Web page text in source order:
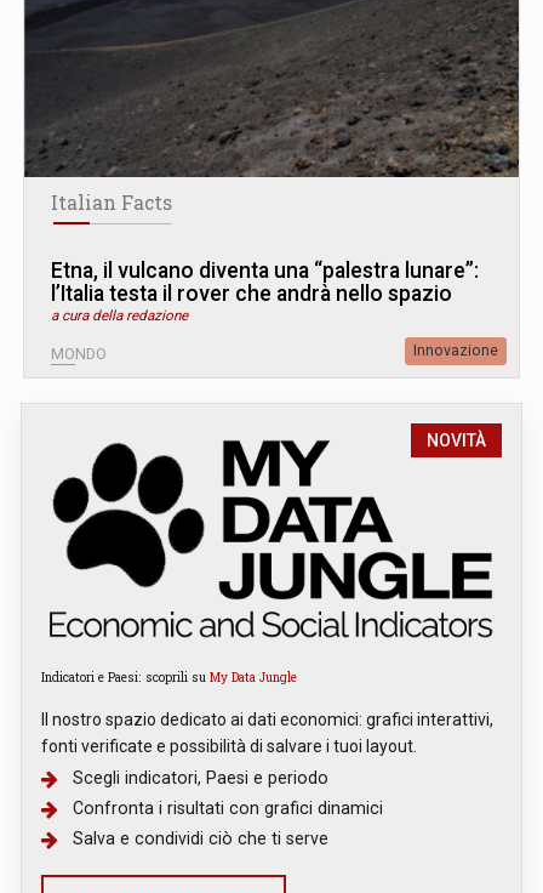
Italian Facts
Etna, il vulcano diventa una “palestra lunare”:
l’Italia testa il rover che andrà nello spazio
a cura della redazione
MONDO Innovazione
NOVITÀ
Indicatori e Paesi: scoprili su My Data Jungle
Il nostro spazio dedicato ai dati economici: grafici interattivi,
fonti verificate e possibilità di salvare i tuoi layout.
Scegli indicatori, Paesi e periodo
Confronta i risultati con grafici dinamici
Salva e condividi ciò che ti serve